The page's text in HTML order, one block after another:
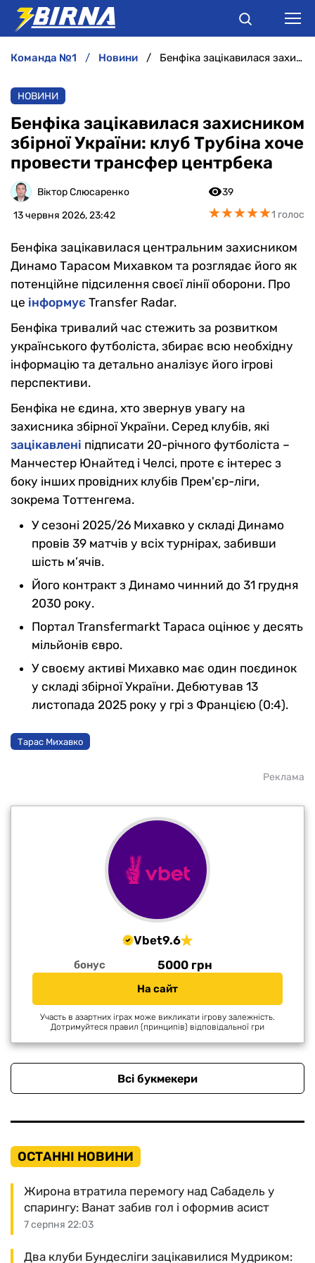
АНАЛІТИКА
ІНТЕРВ'Ю
РІЗНЕ
БУКМЕКЕРИ
команда №1 новини Бенфіка зацікавилася захисником збірної України: клуб Трубіна хоче провести трансфер центрбека
НОВИНИ
Бенфіка зацікавилася захисником
збірної України: клуб Трубіна хоче
провести трансфер центрбека
Віктор Слюсаренко
13 червня 2026, 23:42
39
★★★★★
★★★★★1 голос
Бенфіка зацікавилася центральним захисником
Динамо Тарасом Михавком та розглядає його як
потенційне підсилення своєї лінії оборони. Про
це інформує Transfer Radar.
Бенфіка тривалий час стежить за розвитком
українського футболіста, збирає всю необхідну
інформацію та детально аналізує його ігрові
перспективи.
Бенфіка не єдина, хто звернув увагу на
захисника збірної України. Серед клубів, які
зацікавлені підписати 20-річного футболіста –
Манчестер Юнайтед і Челсі, проте є інтерес з
боку інших провідних клубів Прем'єр-ліги,
зокрема Тоттенгема.
У сезоні 2025/26 Михавко у складі Динамо
провів 39 матчів у всіх турнірах, забивши
шість м’ячів.
Його контракт з Динамо чинний до 31 грудня
2030 року.
Портал Transfermarkt Тараса оцінює у десять
мільйонів євро.
У своєму активі Михавко має один поєдинок
у складі збірної України. Дебютував 13
листопада 2025 року у грі з Францією (0:4).
Тарас Михавко
Реклама
Vbet9.6
бонус 5000 грн
На сайт
Участь в азартних іграх може викликати ігрову залежність.
Дотримуйтеся правил (принципів) відповідальної гри
Всі букмекери
ОСТАННІ НОВИНИ
7 серпня 22:03
Жирона втратила перемогу над Сабадель у
спарингу: Ванат забив гол і оформив асист
Два клуби Бундесліги зацікавилися Мудриком: